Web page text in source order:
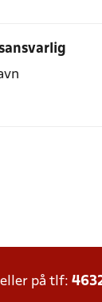
eller på tlf: